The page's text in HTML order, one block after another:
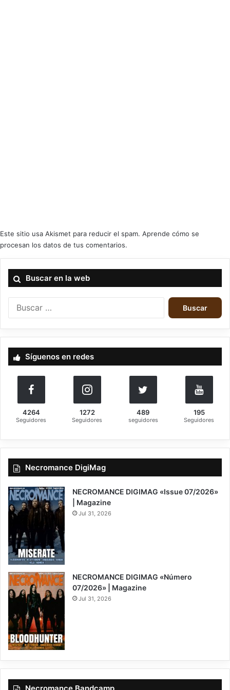
criticas gothic records & productions
Este sitio usa Akismet para reducir el spam. Aprende cómo se
procesan los datos de tus comentarios.
Buscar en la web
a
:
Síguenos en redes
4264
Seguidores
1272
Seguidores
489
seguidores
195
Seguidores
Necromance DigiMag
NECROMANCE DIGIMAG «Issue 07/2026»
| Magazine
Jul 31, 2026
NECROMANCE DIGIMAG «Número
07/2026» | Magazine
Jul 31, 2026
Necromance Bandcamp